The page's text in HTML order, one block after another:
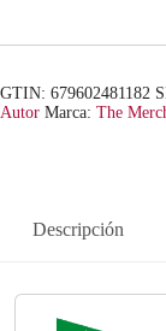
i
a
GTIN: 679602481182
Autor Marca: The
Descripción